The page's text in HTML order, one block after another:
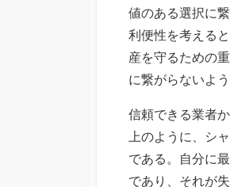
値のある選択に
利便性を考える
産を守るための
に繋がらないよ
信頼できる業者
上のように、シ
である。自分に
であり、それが